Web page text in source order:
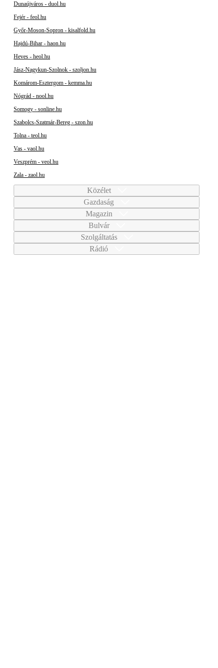
Dunaújváros - duol.hu
Fejér - feol.hu
Győr-Moson-Sopron - kisalfold.hu
Hajdú-Bihar - haon.hu
Heves - heol.hu
Jász-Nagykun-Szolnok - szoljon.hu
Komárom-Esztergom - kemma.hu
Nógrád - nool.hu
Somogy - sonline.hu
Szabolcs-Szatmár-Bereg - szon.hu
Tolna - teol.hu
Vas - vaol.hu
Veszprém - veol.hu
Zala - zaol.hu
Közélet
Gazdaság
Magazin
Bulvár
Szolgáltatás
Rádió